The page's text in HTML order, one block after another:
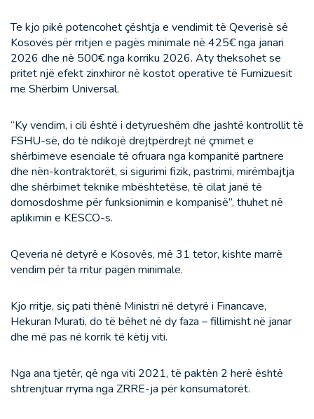
Te kjo pikë potencohet çështja e vendimit të Qeverisë së
Kosovës për rritjen e pagës minimale në 425€ nga janari
2026 dhe në 500€ nga korriku 2026. Aty theksohet se
pritet një efekt zinxhiror në kostot operative të Furnizuesit
me Shërbim Universal.
“Ky vendim, i cili është i detyrueshëm dhe jashtë kontrollit të
FSHU-së, do të ndikojë drejtpërdrejt në çmimet e
shërbimeve esenciale të ofruara nga kompanitë partnere
dhe nën-kontraktorët, si sigurimi fizik, pastrimi, mirëmbajtja
dhe shërbimet teknike mbështetëse, të cilat janë të
domosdoshme për funksionimin e kompanisë”, thuhet në
aplikimin e KESCO-s.
Qeveria në detyrë e Kosovës, më 31 tetor, kishte marrë
vendim për ta rritur pagën minimale.
Kjo rritje, siç pati thënë Ministri në detyrë i Financave,
Hekuran Murati, do të bëhet në dy faza – fillimisht në janar
dhe më pas në korrik të këtij viti.
Nga ana tjetër, që nga viti 2021, të paktën 2 herë është
shtrenjtuar rryma nga ZRRE-ja për konsumatorët.